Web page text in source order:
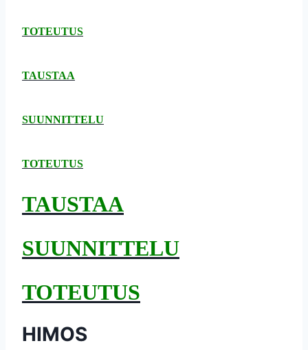
TOTEUTUS
TAUSTAA
SUUNNITTELU
TOTEUTUS
TAUSTAA
SUUNNITTELU
TOTEUTUS
HIMOS